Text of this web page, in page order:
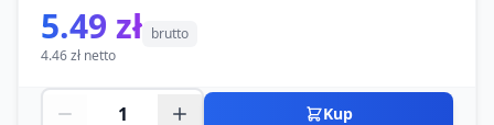
5.49 zł brutto
4.46 zł netto
Kup